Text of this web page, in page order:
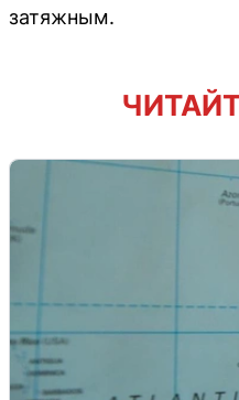
затяжным.